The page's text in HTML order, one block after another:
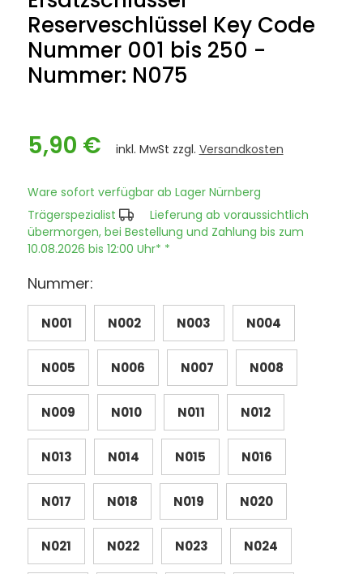
Reserveschlüssel Key Code
Nummer 001 bis 250 -
Nummer: N075
5,90 € inkl. MwSt zzgl. Versandkosten
Ware sofort verfügbar ab Lager Nürnberg
Trägerspezialist
Lieferung ab voraussichtlich
übermorgen, bei Bestellung und Zahlung bis zum
10.08.2026 bis 12:00 Uhr* *
Nummer:
N001 N002 N003 N004
N005 N006 N007 N008
N009 N010 N011 N012
N013 N014 N015 N016
N017 N018 N019 N020
N021 N022 N023 N024